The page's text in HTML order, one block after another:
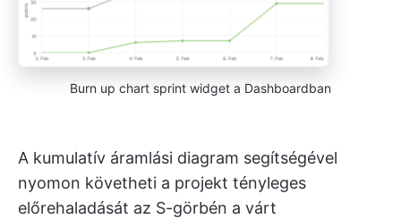
Burn up chart sprint widget a Dashboardban
A kumulatív áramlási diagram segítségével
nyomon követheti a projekt tényleges
előrehaladását az S-görbén a várt